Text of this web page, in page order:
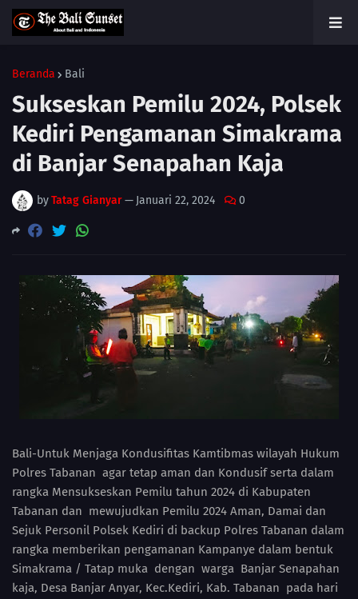
Beranda Bali
Sukseskan Pemilu 2024, Polsek
Kediri Pengamanan Simakrama
di Banjar Senapahan Kaja
byTatag Gianyar— Januari 22, 2024 0
Bali-Untuk Menjaga Kondusifitas Kamtibmas wilayah Hukum
Polres Tabanan agar tetap aman dan Kondusif serta dalam
rangka Mensukseskan Pemilu tahun 2024 di Kabupaten
Tabanan dan mewujudkan Pemilu 2024 Aman, Damai dan
Sejuk Personil Polsek Kediri di backup Polres Tabanan dalam
rangka memberikan pengamanan Kampanye dalam bentuk
Simakrama / Tatap muka dengan warga Banjar Senapahan
kaja, Desa Banjar Anyar, Kec.Kediri, Kab. Tabanan pada hari